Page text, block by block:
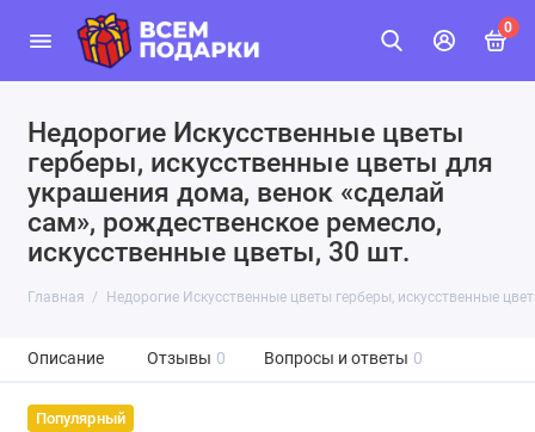
0
Недорогие Искусственные цветы
герберы, искусственные цветы для
украшения дома, венок «сделай
сам», рождественское ремесло,
искусственные цветы, 30 шт.
Главная Недорогие Искусственные цветы герберы, искусственные
Описание Отзывы 0 Вопросы и ответы 0
Популярный